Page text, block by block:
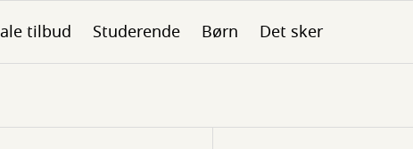
tilbud Studerende Børn Det sker